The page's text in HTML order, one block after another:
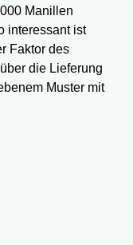
Manillen
interessant ist
Faktor des
die Lieferung
Muster mit